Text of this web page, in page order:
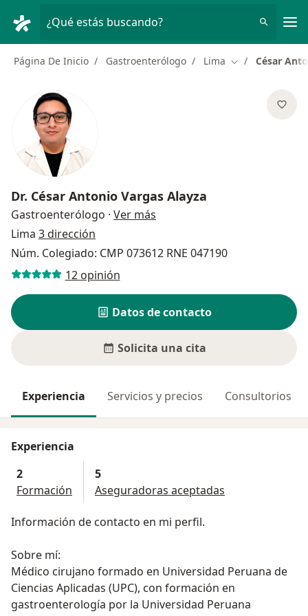
¿Qué estás buscando?
Página De Inicio Gastroenterólogo Lima Cambiar de
César
Dr. César Antonio Vargas Alayza
Gastroenterólogo · Ver más
Lima 3 dirección
Núm. Colegiado: CMP 073612 RNE 047190
12 opinión
Datos de contacto
Solicita una cita
Experiencia Servicios y precios Consultorios
Experiencia
2
Formación
5
Aseguradoras aceptadas
Información de contacto en mi perfil.
Sobre mí:
Médico cirujano formado en Universidad Peruana de
Ciencias Aplicadas (UPC), con formación en
gastroenterología por la Universidad Peruana